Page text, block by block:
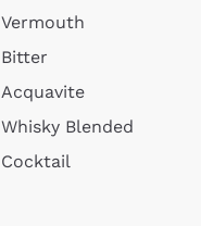
Vermouth
Bitter
Acquavite
Whisky Blended
Cocktail